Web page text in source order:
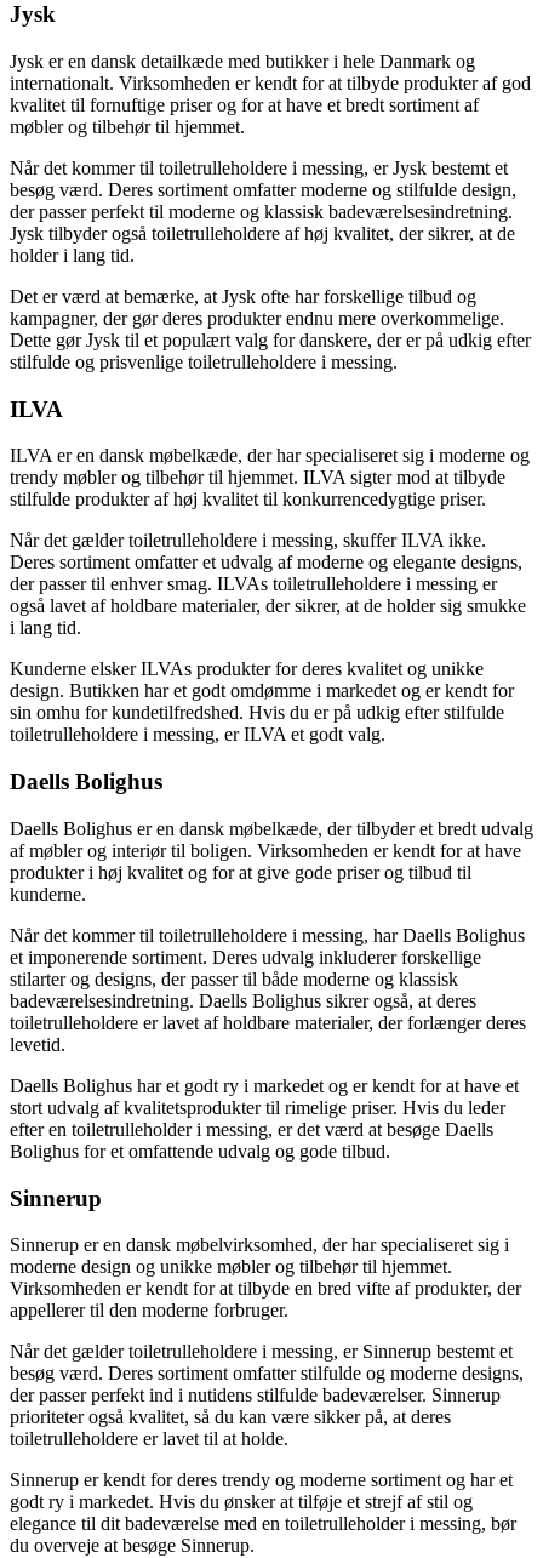
Jysk
Jysk er en dansk detailkæde med butikker i hele Danmark og
internationalt. Virksomheden er kendt for at tilbyde produkter af god
kvalitet til fornuftige priser og for at have et bredt sortiment af
møbler og tilbehør til hjemmet.
Når det kommer til toiletrulleholdere i messing, er Jysk bestemt et
besøg værd. Deres sortiment omfatter moderne og stilfulde design,
der passer perfekt til moderne og klassisk badeværelsesindretning.
Jysk tilbyder også toiletrulleholdere af høj kvalitet, der sikrer, at de
holder i lang tid.
Det er værd at bemærke, at Jysk ofte har forskellige tilbud og
kampagner, der gør deres produkter endnu mere overkommelige.
Dette gør Jysk til et populært valg for danskere, der er på udkig efter
stilfulde og prisvenlige toiletrulleholdere i messing.
ILVA
ILVA er en dansk møbelkæde, der har specialiseret sig i moderne og
trendy møbler og tilbehør til hjemmet. ILVA sigter mod at tilbyde
stilfulde produkter af høj kvalitet til konkurrencedygtige priser.
Når det gælder toiletrulleholdere i messing, skuffer ILVA ikke.
Deres sortiment omfatter et udvalg af moderne og elegante designs,
der passer til enhver smag. ILVAs toiletrulleholdere i messing er
også lavet af holdbare materialer, der sikrer, at de holder sig smukke
i lang tid.
Kunderne elsker ILVAs produkter for deres kvalitet og unikke
design. Butikken har et godt omdømme i markedet og er kendt for
sin omhu for kundetilfredshed. Hvis du er på udkig efter stilfulde
toiletrulleholdere i messing, er ILVA et godt valg.
Daells Bolighus
Daells Bolighus er en dansk møbelkæde, der tilbyder et bredt udvalg
af møbler og interiør til boligen. Virksomheden er kendt for at have
produkter i høj kvalitet og for at give gode priser og tilbud til
kunderne.
Når det kommer til toiletrulleholdere i messing, har Daells Bolighus
et imponerende sortiment. Deres udvalg inkluderer forskellige
stilarter og designs, der passer til både moderne og klassisk
badeværelsesindretning. Daells Bolighus sikrer også, at deres
toiletrulleholdere er lavet af holdbare materialer, der forlænger deres
levetid.
Daells Bolighus har et godt ry i markedet og er kendt for at have et
stort udvalg af kvalitetsprodukter til rimelige priser. Hvis du leder
efter en toiletrulleholder i messing, er det værd at besøge Daells
Bolighus for et omfattende udvalg og gode tilbud.
Sinnerup
Sinnerup er en dansk møbelvirksomhed, der har specialiseret sig i
moderne design og unikke møbler og tilbehør til hjemmet.
Virksomheden er kendt for at tilbyde en bred vifte af produkter, der
appellerer til den moderne forbruger.
Når det gælder toiletrulleholdere i messing, er Sinnerup bestemt et
besøg værd. Deres sortiment omfatter stilfulde og moderne designs,
der passer perfekt ind i nutidens stilfulde badeværelser. Sinnerup
prioriteter også kvalitet, så du kan være sikker på, at deres
toiletrulleholdere er lavet til at holde.
Sinnerup er kendt for deres trendy og moderne sortiment og har et
godt ry i markedet. Hvis du ønsker at tilføje et strejf af stil og
elegance til dit badeværelse med en toiletrulleholder i messing, bør
du overveje at besøge Sinnerup.